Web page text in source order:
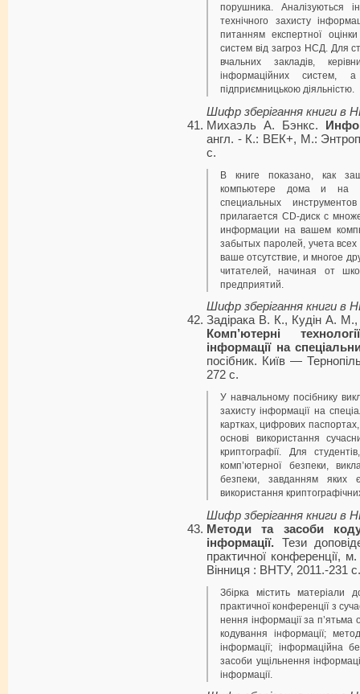
порушника. Аналізуються
технічного за­хисту
питанням експертної
систем від загроз НСД. Для
вчальних закладів,
інформаційних систем,
підприємницькою діяльністю.
Шифр зберігання книги в
Михаэль А. Бэнкс.
англ. - К.: ВЕК+, М.:
с.
В книге показано, как
компьютере дома и на
специальных
прилагается CD-диск с
информации на вашем
забытых паро­лей, учета
ваше отсутствие, и многое
читателей, начиная от
предприятий.
Шифр зберігання книги в
Задірака В. К., Кудін А.
Комп’ютерні
інформації на
посібник. Київ —
272 с.
У навчальному посібнику
захисту інформації на
картках, цифрових
основі використання
криптографії. Для
комп’ютерної безпеки,
безпеки, завданням яких є
використання
Шифр зберігання книги в
Методи та засоби
інформації. Тези
практичної конфе­ренції,
Вінниця : ВНТУ, 2011.-231 с.
Збірка містить матеріали
практичної конференції з
нення інформації за
ко­дування інформації;
інформа­ції; інформаційна
засоби ущіль­нення
інформації.